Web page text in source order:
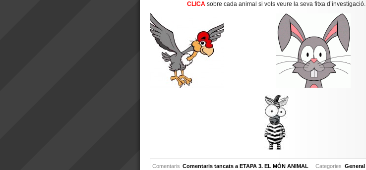
CLICA sobre cada animal si vols veure la seva fitxa d’investigació.
Comentaris Comentaris tancats a ETAPA 3. EL MÓN ANIMAL Categories General